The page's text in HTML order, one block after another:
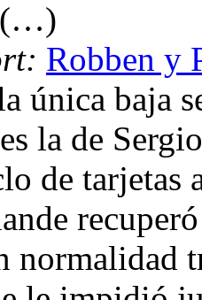
(…)
Robben y
única baja
la de
de tarjetas
normalidad